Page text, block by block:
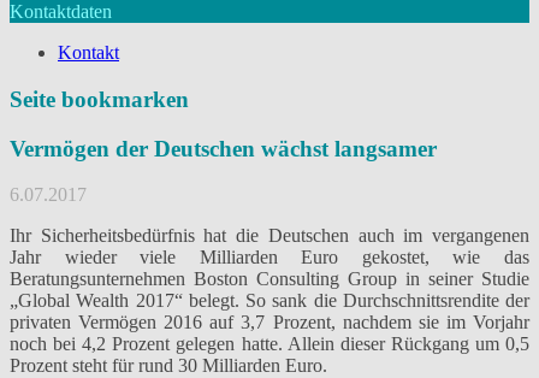
Kontaktdaten
Kontakt
Seite bookmarken
Vermögen der Deutschen wächst langsamer
6.07.2017
Ihr Sicherheitsbedürfnis hat die Deutschen auch im vergangenen
Jahr wieder viele Milliarden Euro gekostet, wie das
Beratungsunternehmen Boston Consulting Group in seiner Studie
„Global Wealth 2017“ belegt. So sank die Durchschnittsrendite der
privaten Vermögen 2016 auf 3,7 Prozent, nachdem sie im Vorjahr
noch bei 4,2 Prozent gelegen hatte. Allein dieser Rückgang um 0,5
Prozent steht für rund 30 Milliarden Euro.